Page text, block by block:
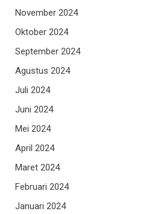
November 2024
Oktober 2024
September 2024
Agustus 2024
Juli 2024
Juni 2024
Mei 2024
April 2024
Maret 2024
Februari 2024
Januari 2024